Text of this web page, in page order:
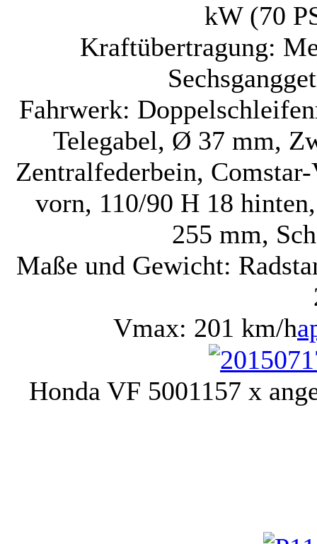
kW (70
Kraftübertragung:
Fahrwerk:
Telegabel, Ø 37 mm,
Zentralfederbein,
vorn, 110/90 H 18
255 mm,
Maße und Gewicht:
Vmax: 201 km/h
Honda VF 5001157 x